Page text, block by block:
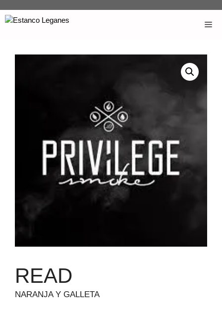
READ
NARANJA Y GALLETA